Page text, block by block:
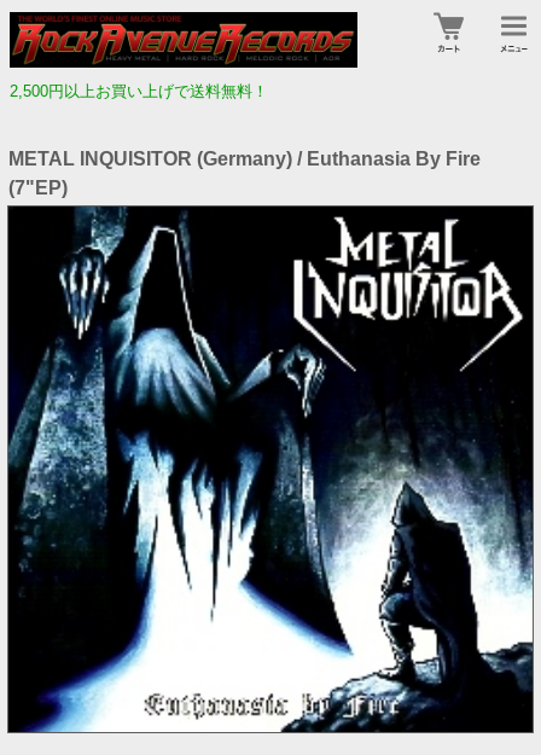
2,500円以上お買い上げで送料無料！
METAL INQUISITOR (Germany) / Euthanasia By Fire
(7"EP)